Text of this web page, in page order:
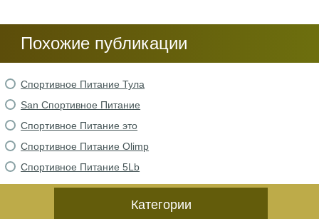
Похожие публикации
Спортивное Питание Тула
San Спортивное Питание
Спортивное Питание это
Спортивное Питание Olimp
Спортивное Питание 5Lb
Категории